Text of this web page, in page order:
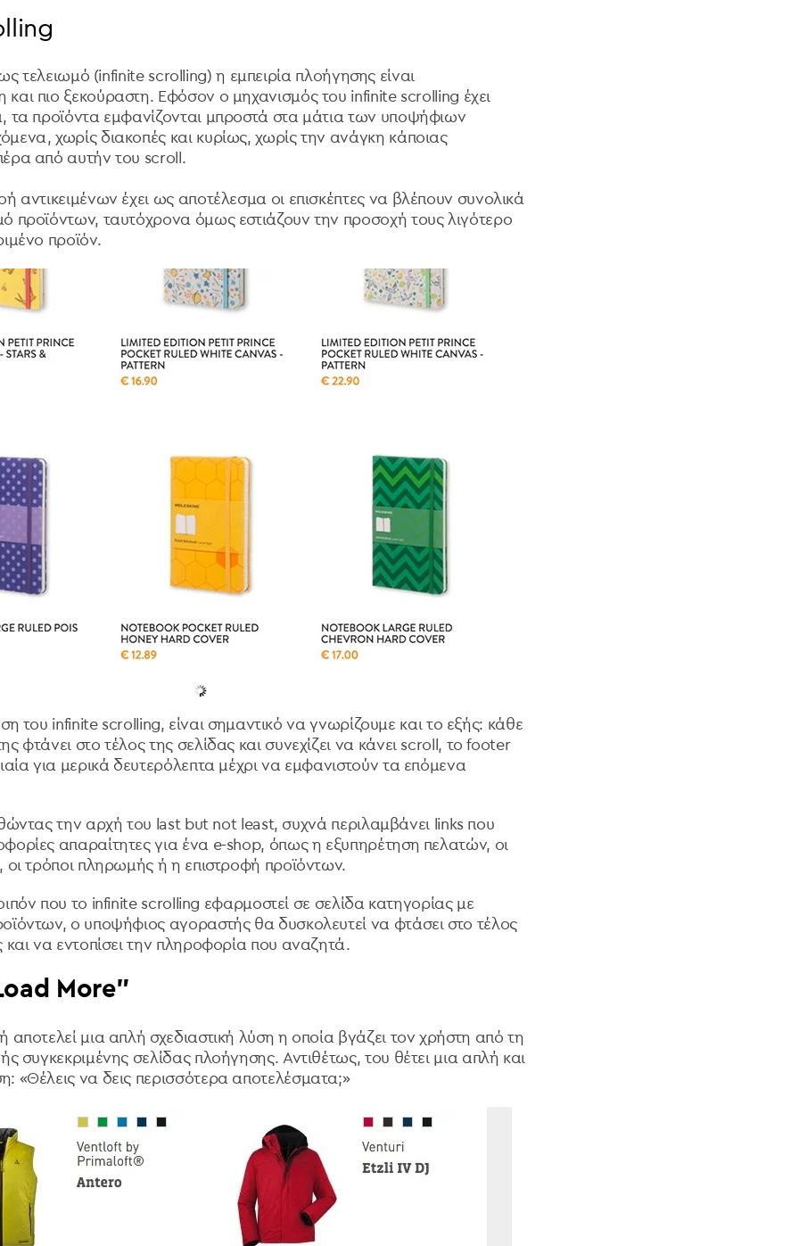
τελειωμό (infinite scrolling) η εμπειρία πλοήγησης είναι
και πιο ξεκούραστη. Εφόσον ο μηχανισμός του infinite scrolling έχει
τα προϊόντα εμφανίζονται μπροστά στα μάτια των υποψήφιων
χωρίς διακοπές και κυρίως, χωρίς την ανάγκη κάποιας
από αυτήν του scroll.
αντικειμένων έχει ως αποτέλεσμα οι επισκέπτες να βλέπουν συνολικά
προϊόντων, ταυτόχρονα όμως εστιάζουν την προσοχή τους λιγότερο
προϊόν.
του infinite scrolling, είναι σημαντικό να γνωρίζουμε και το εξής: κάθε
φτάνει στο τέλος της σελίδας και συνεχίζει να κάνει scroll, το footer
για μερικά δευτερόλεπτα μέχρι να εμφανιστούν τα επόμενα
την αρχή του last but not least, συχνά περιλαμβάνει links που
απαραίτητες για ένα e-shop, όπως η εξυπηρέτηση πελατών, οι
οι τρόποι πληρωμής ή η επιστροφή προϊόντων.
που το infinite scrolling εφαρμοστεί σε σελίδα κατηγορίας με
ο υποψήφιος αγοραστής θα δυσκολευτεί να φτάσει στο τέλος
και να εντοπίσει την πληροφορία που αναζητά.
More”
αποτελεί μια απλή σχεδιαστική λύση η οποία βγάζει τον χρήστη από τη
συγκεκριμένης σελίδας πλοήγησης. Αντιθέτως, του θέτει μια απλή και
«Θέλεις να δεις περισσότερα αποτελέσματα;»